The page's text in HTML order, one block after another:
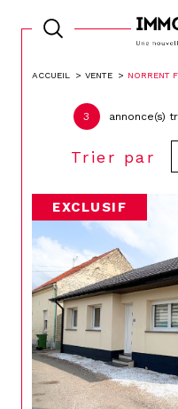
ACCUEIL VENTE NORRENT
3 annonce(s)
Trier par
EXCLUSIF